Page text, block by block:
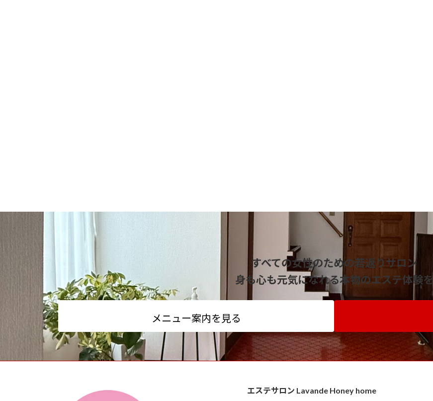
すべての女性のための若返りサロン
身も心も元気になれる本物のエステ体験を
メニュー案内を見る
エステサロン Lavande Honey home